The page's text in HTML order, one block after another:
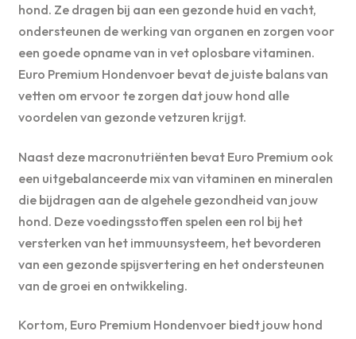
hond. Ze dragen bij aan een gezonde huid en vacht,
ondersteunen de werking van organen en zorgen voor
een goede opname van in vet oplosbare vitaminen.
Euro Premium Hondenvoer bevat de juiste balans van
vetten om ervoor te zorgen dat jouw hond alle
voordelen van gezonde vetzuren krijgt.
Naast deze macronutriënten bevat Euro Premium ook
een uitgebalanceerde mix van vitaminen en mineralen
die bijdragen aan de algehele gezondheid van jouw
hond. Deze voedingsstoffen spelen een rol bij het
versterken van het immuunsysteem, het bevorderen
van een gezonde spijsvertering en het ondersteunen
van de groei en ontwikkeling.
Kortom, Euro Premium Hondenvoer biedt jouw hond